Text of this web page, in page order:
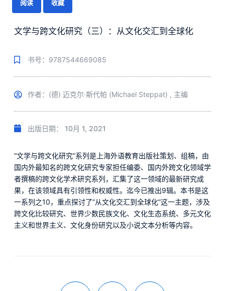
阅读 收藏
文学与跨文化研究（三）：从文化交汇到全球化
书号：9787544669085
作者：(德) 迈克尔·斯代帕 (Michael Steppat) , 主编
出版日期： 10月 1, 2021
“文学与跨文化研究”系列是上海外语教育出版社策划、组稿，由
国内外最知名的跨文化研究专家担任编委、国内外跨文化领域学
者撰稿的跨文化学术研究系列，汇集了这一领域的最新研究成
果，在该领域具有引领性和权威性。迄今已推出9辑。本书是这
一系列之10，重点探讨了”从文化交汇到全球化”这一主题，涉及
跨文化比较研究、世界少数民族文化、文化生态系统、多元文化
主义和世界主义、文化身份研究以及小说文本分析等内容。